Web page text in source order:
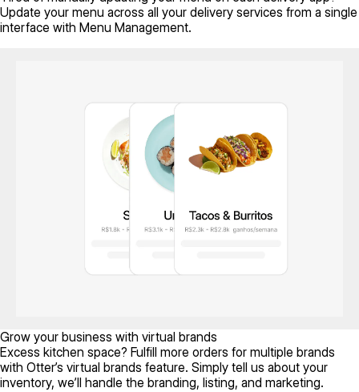
Update your menu across all your delivery services from a single
interface with Menu Management.
Grow your business with virtual brands
Excess kitchen space? Fulfill more orders for multiple brands
with Otter’s virtual brands feature. Simply tell us about your
inventory, we’ll handle the branding, listing, and marketing.